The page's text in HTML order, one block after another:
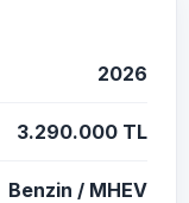
2026
3.290.000 TL
Benzin / MHEV